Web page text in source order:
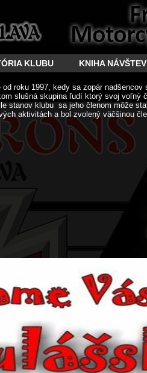
KLUBU KNIHA NÁVŠTEV
roku 1997, kedy sa zopár
slušná skupina ľudí ktorý svoj voľný
stanov klubu sa jeho členom môže
aktivitách a bol zvolený väčšinou